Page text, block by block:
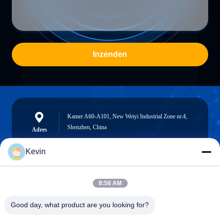
Inzenden
Adres
Kamer A60-A101, New Weiyi Industrial Zone nr.4,
Shenzhen, China
info@seethrulcd.com
Kevin
8:58 AM
Good day, what product are you looking for?